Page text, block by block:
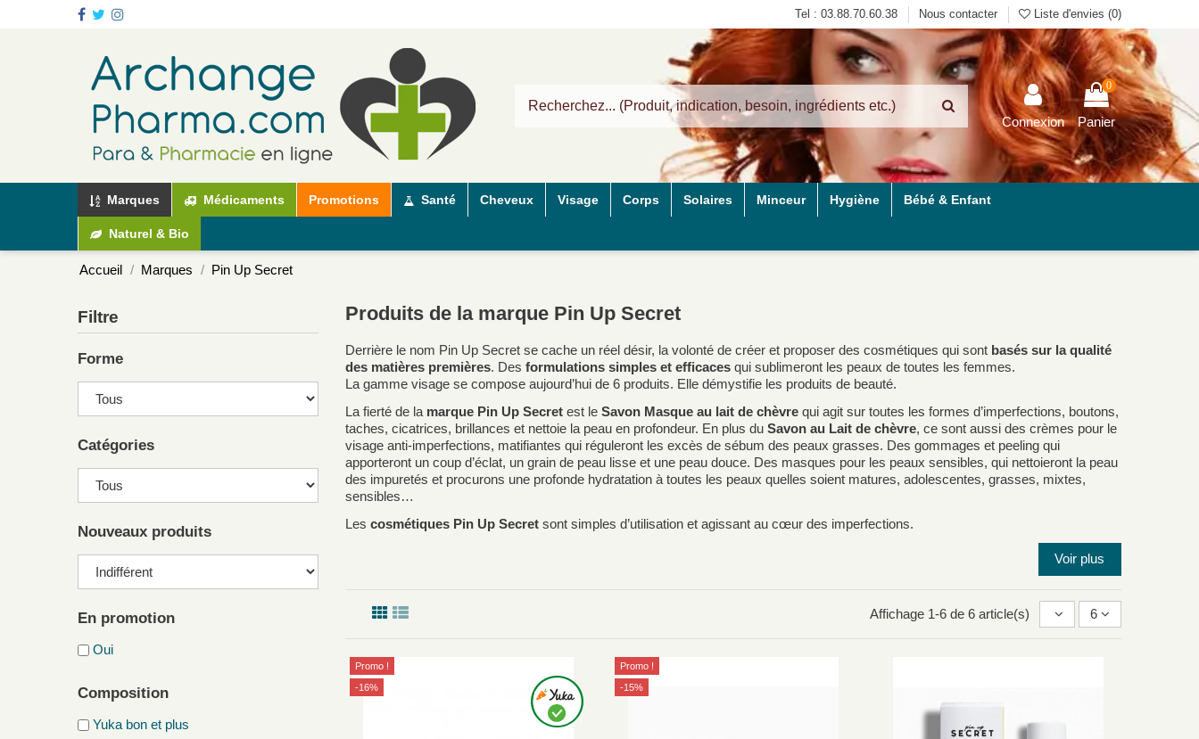
Tel : 03.88.70.60.38 Nous contacter Liste d'envies (0)
Connexion
0
Panier
Marques Médicaments Promotions Santé Cheveux Visage Corps Solaires Minceur Hygiène Bébé & Enfant
Naturel & Bio
Accueil Marques Pin Up Secret
Produits de la marque Pin Up Secret
Derrière le nom Pin Up Secret se cache un réel désir, la volonté de créer et proposer des cosmétiques qui sont basés sur la qualité
des matières premières. Des formulations simples et efficaces qui sublimeront les peaux de toutes les femmes.
La gamme visage se compose aujourd’hui de 6 produits. Elle démystifie les produits de beauté.
La fierté de la marque Pin Up Secret est le Savon Masque au lait de chèvre qui agit sur toutes les formes d’imperfections, boutons,
taches, cicatrices, brillances et nettoie la peau en profondeur. En plus du Savon au Lait de chèvre, ce sont aussi des crèmes pour le
visage anti-imperfections, matifiantes qui réguleront les excès de sébum des peaux grasses. Des gommages et peeling qui
apporteront un coup d’éclat, un grain de peau lisse et une peau douce. Des masques pour les peaux sensibles, qui nettoieront la peau
des impuretés et procurons une profonde hydratation à toutes les peaux quelles soient matures, adolescentes, grasses, mixtes,
sensibles…
Les cosmétiques Pin Up Secret sont simples d’utilisation et agissant au cœur des imperfections.
Voir plus
Affichage 1-6 de 6 article(s) 6
Promo !
-16%
Promo !
-15%
Filtre
Forme
Catégories
Nouveaux produits
En promotion
Oui
Composition
Yuka bon et plus